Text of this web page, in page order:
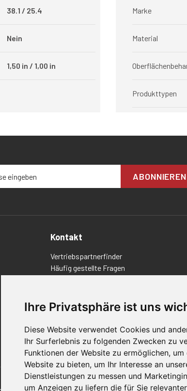
Ihre Privatsphäre ist uns
Diese Website verwendet Cookies und
Ihr Surferlebnis zu folgenden Zwecken zu
Funktionen der Website zu ermöglichen, um
Website zu bieten, um Ihr Interesse an
Dienstleistungen zu messen und
um Anzeigen zu liefern die für Sie
38.1 / 25.4
Nein
1,50 in / 1,00 in
Marke
Material
Produkttypen
ABONNIEREN
Kontakt
Vertriebspartnerfinder
Häufig gestellte Fragen
Richtlinien/AGBs